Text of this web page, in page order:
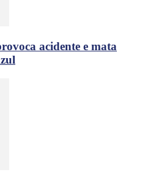
acidente e mata